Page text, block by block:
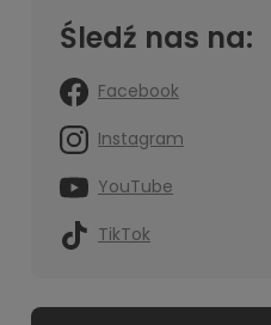
Śledź nas na:
Facebook
Instagram
YouTube
TikTok